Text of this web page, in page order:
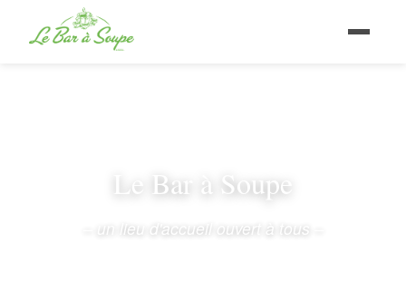
Le Bar à Soupe
– un lieu d'accueil ouvert à tous –